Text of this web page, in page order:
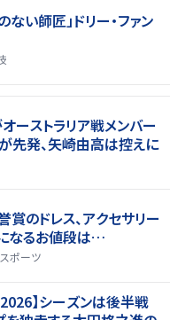
い師匠」ドリー・ファン
ーストラリア戦メンバー
発、矢崎由高は控えに
のドレス、アクセサリー
なるお値段は…
ポーツ
】シーズンは後半戦